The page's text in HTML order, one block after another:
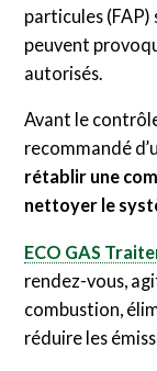
particules (FAP)
peuvent
autorisés.
Avant le
recommandé
rétablir une
nettoyer le
ECO GAS
rendez-vous,
combustion,
réduire les